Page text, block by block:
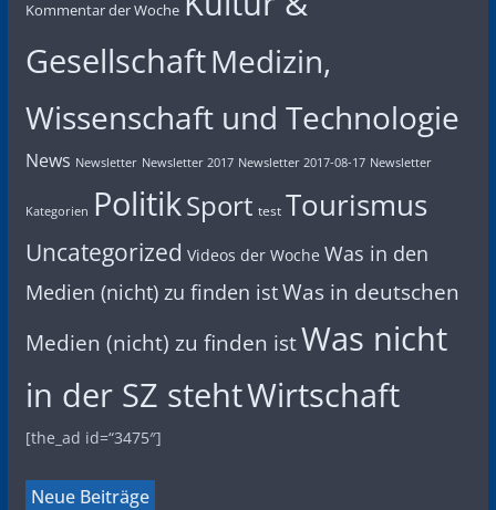
Kommentar der Woche
GesellschaftMedizin,
Wissenschaft und Technologie
News Newsletter Newsletter 2017 Newsletter 2017-08-17 Newsletter
Kategorien PolitikSport test Tourismus
Uncategorized Videos der Woche Was in den
Medien (nicht) zu finden istWas in deutschen
Medien (nicht) zu finden istWas nicht
in der SZ stehtWirtschaft
[the_ad id=“3475″]
Neue Beiträge